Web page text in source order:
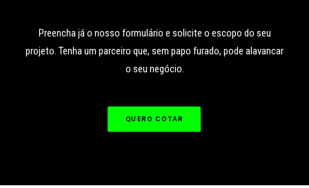
Preencha já o nosso formulário e solicite o escopo do seu
projeto. Tenha um parceiro que, sem papo furado, pode alavancar
o seu negócio.
QUERO COTAR